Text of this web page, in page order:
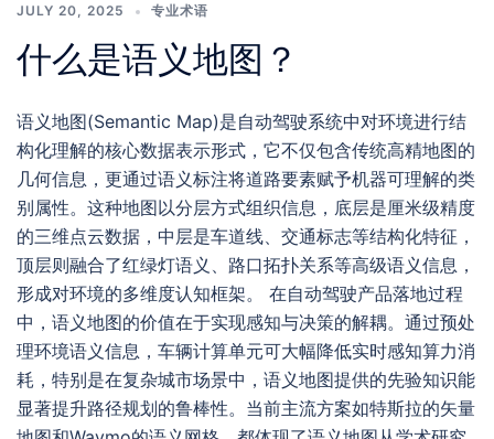
JULY 20, 2025 专业术语
什么是语义地图？
语义地图(Semantic Map)是自动驾驶系统中对环境进行结
构化理解的核心数据表示形式，它不仅包含传统高精地图的
几何信息，更通过语义标注将道路要素赋予机器可理解的类
别属性。这种地图以分层方式组织信息，底层是厘米级精度
的三维点云数据，中层是车道线、交通标志等结构化特征，
顶层则融合了红绿灯语义、路口拓扑关系等高级语义信息，
形成对环境的多维度认知框架。 在自动驾驶产品落地过程
中，语义地图的价值在于实现感知与决策的解耦。通过预处
理环境语义信息，车辆计算单元可大幅降低实时感知算力消
耗，特别是在复杂城市场景中，语义地图提供的先验知识能
显著提升路径规划的鲁棒性。当前主流方案如特斯拉的矢量